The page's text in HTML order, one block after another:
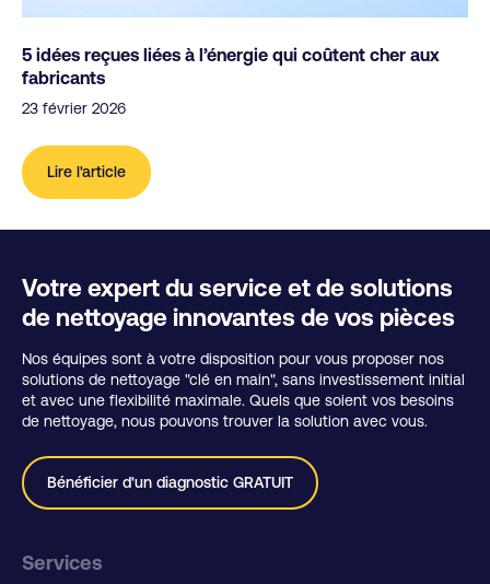
5 idées reçues liées à l’énergie qui coûtent cher aux
fabricants
23 février 2026
Lire l'article
Votre expert du service et de solutions
de nettoyage innovantes de vos pièces
Nos équipes sont à votre disposition pour vous proposer nos
solutions de nettoyage "clé en main", sans investissement initial
et avec une flexibilité maximale. Quels que soient vos besoins
de nettoyage, nous pouvons trouver la solution avec vous.
Bénéficier d'un diagnostic GRATUIT
Services